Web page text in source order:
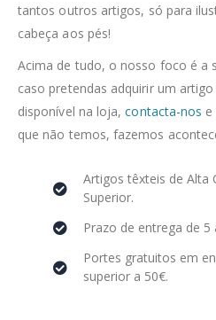
tantos outros artigos, só para
cabeça aos pés!
Acima de tudo, o nosso foco é a
caso pretendas adquirir um
disponível na loja,contacta-nos
que não temos, fazemos
Artigos têxteis de Alta
Superior.
Prazo de entrega de 5
Portes gratuitos em
superior a 50€.